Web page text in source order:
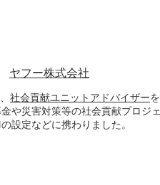
​ヤフー株式会社
、 社会貢献ユニットアドバイザー
や災害対策等の社会貢献プロジ
設定などに携わりました。